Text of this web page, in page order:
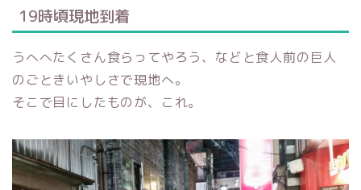
19時頃現地到着
うへへたくさん食らってやろう、などと食人前の巨人
のごときいやしさで現地へ。
そこで目にしたものが、これ。